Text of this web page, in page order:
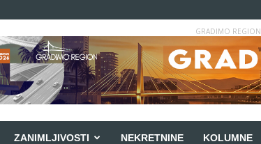
GRADIMO REGION
ZANIMLJIVOSTI NEKRETNINE KOLUMNE